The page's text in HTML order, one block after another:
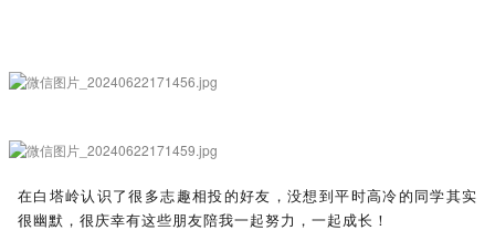
在白塔岭认识了很多志趣相投的好友，没想到平时高冷的同学其实
很幽默，很庆幸有这些朋友陪我一起努力，一起成长！